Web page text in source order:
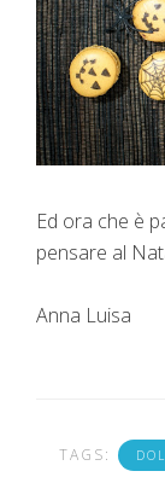
Ed ora che è
pensare al
Anna Luisa
TAGS: